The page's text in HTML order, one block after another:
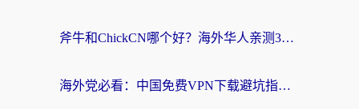
斧牛和ChickCN哪个好？海外华人亲测3款回国加速器+免费试用攻略
海外党必看：中国免费VPN下载避坑指南 + 无缝访问国内资源的终极方案